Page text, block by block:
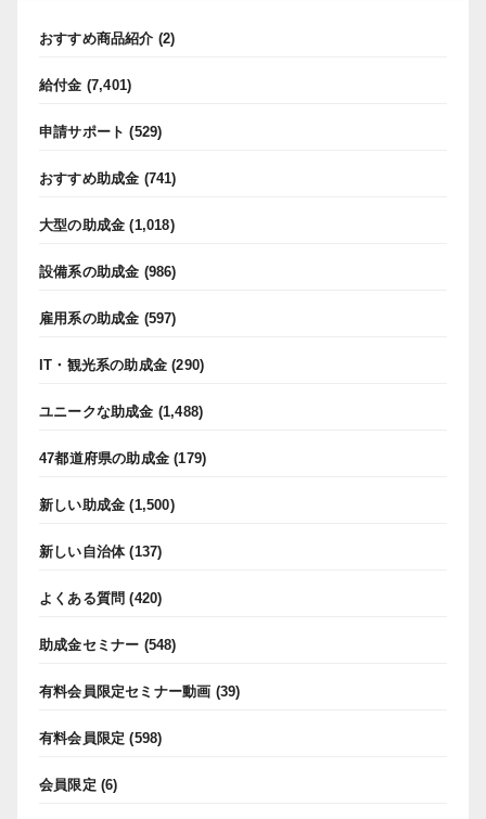
おすすめ商品紹介 (2)
給付金 (7,401)
申請サポート (529)
おすすめ助成金 (741)
大型の助成金 (1,018)
設備系の助成金 (986)
雇用系の助成金 (597)
IT・観光系の助成金 (290)
ユニークな助成金 (1,488)
47都道府県の助成金 (179)
新しい助成金 (1,500)
新しい自治体(137)
よくある質問 (420)
助成金セミナー (548)
有料会員限定セミナー動画 (39)
有料会員限定 (598)
会員限定 (6)